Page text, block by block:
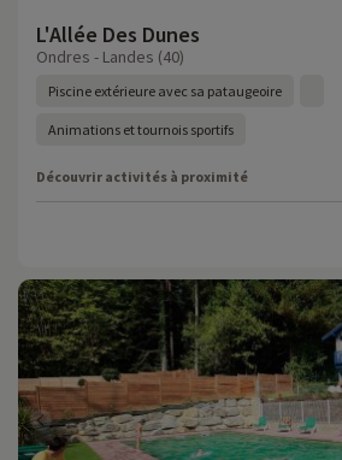
L'Allée Des Dunes
Ondres - Landes (40)
Piscine extérieure avec sa pataugeoire
Animations et tournois sportifs
Découvrir activités à proximité